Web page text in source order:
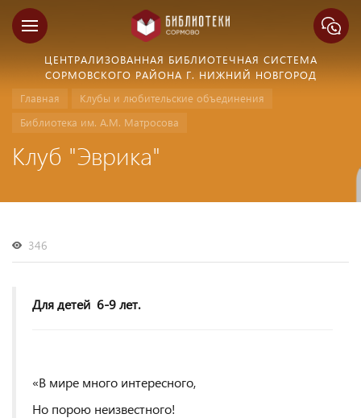
ЦЕНТРАЛИЗОВАННАЯ БИБЛИОТЕЧНАЯ СИСТЕМА
СОРМОВСКОГО РАЙОНА Г. НИЖНИЙ НОВГОРОД
Главная
Клубы и любительские объединения
Библиотека им. А.М. Матросова
Клуб "Эврика"
346
Для детей 6-9 лет.
«В мире много интересного,
Но порою неизвестного!